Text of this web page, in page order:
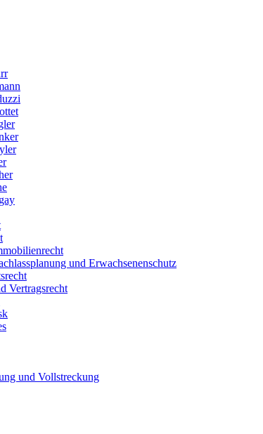
und Erwachsenenschutz
Vertragsrecht
und Vollstreckung